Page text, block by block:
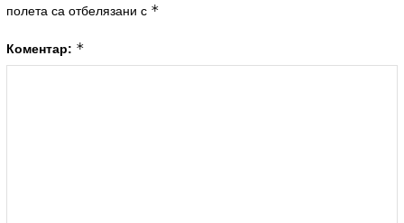
полета са отбелязани с *
Коментар: *